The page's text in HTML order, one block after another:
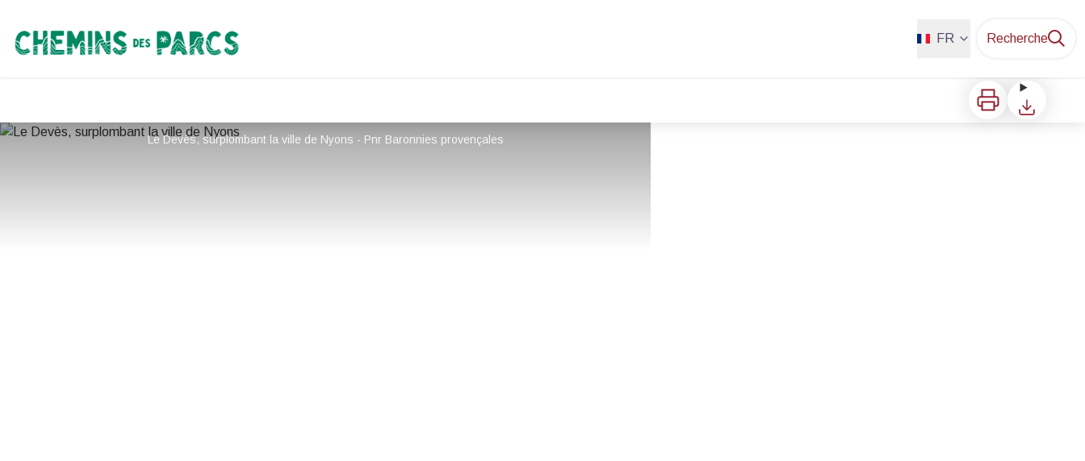
Chemins des Parcs FR Recherche
ImprimerTélécharger
Le Devès, surplombant la ville de Nyons - Pnr Baronnies provençales